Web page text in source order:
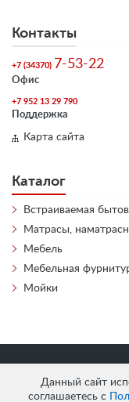
Данный сайт
соглашаетесь с
Контакты
+7 (34370) 7-53-22
Офис
+7 952 13 29 790
Поддержка
Карта сайта
Каталог
Встраиваемая
Матрасы,
Мебель
Мебельная
Мойки